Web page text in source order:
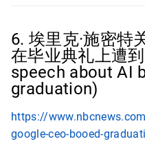
6. 埃里克·施密特
在毕业典礼上遭
speech about AI
graduation)
https://
google-ceo-booed-